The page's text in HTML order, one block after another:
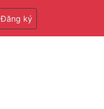
Đăng ký